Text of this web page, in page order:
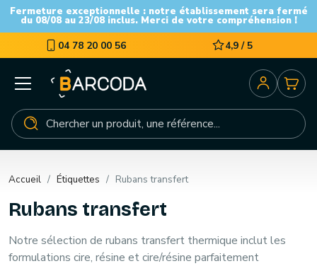
Fermeture exceptionnelle : notre établissement sera fermé
du 08/08 au 23/08 inclus. Merci de votre compréhension !
04 78 20 00 56 4,9 / 5
Accueil Étiquettes Rubans transfert
Rubans transfert
Notre sélection de rubans transfert thermique inclut les
formulations cire, résine et cire/résine parfaitement